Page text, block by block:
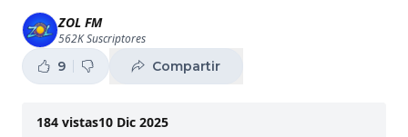
PODCAST
ZOL TV
ZOL FM
562KSuscriptores
9 Compartir
184 vistas10 Dic 2025